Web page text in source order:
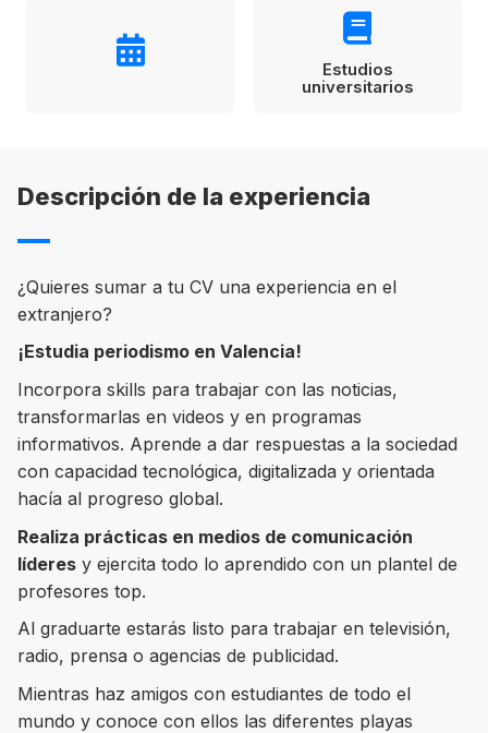
estudiantes y trabajadores cualificados
Agustina Fontirroig
8 ciudades para tomar cursos de inglés
intensivo
Barbie Castoldi 09/11/2021
América
Estados Unidos
México
Estudia Inglés frente al Mediterráneo
Estudia un Bachelor de IT en Cork
Estudios
universitarios
Descripción de la experiencia
¿Quieres sumar a tu CV una experiencia en el
extranjero?
¡Estudia periodismo en Valencia!
Incorpora skills para trabajar con las noticias,
transformarlas en videos y en programas
informativos. Aprende a dar respuestas a la sociedad
con capacidad tecnológica, digitalizada y orientada
hacía al progreso global.
Realiza prácticas en medios de comunicación
líderes y ejercita todo lo aprendido con un plantel de
profesores top.
Al graduarte estarás listo para trabajar en televisión,
radio, prensa o agencias de publicidad.
Mientras haz amigos con estudiantes de todo el
mundo y conoce con ellos las diferentes playas